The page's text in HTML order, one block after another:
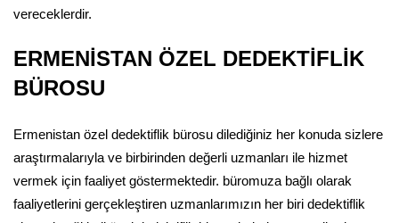
vereceklerdir.
ERMENİSTAN ÖZEL DEDEKTİFLİK
BÜROSU
Ermenistan özel dedektiflik bürosu dilediğiniz her konuda sizlere
araştırmalarıyla ve birbirinden değerli uzmanları ile hizmet
vermek için faaliyet göstermektedir. büromuza bağlı olarak
faaliyetlerini gerçekleştiren uzmanlarımızın her biri dedektiflik